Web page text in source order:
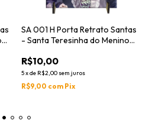
SA 001 H Porta Retrato Santas
- Santa Teresinha do Menino
R$10,00
5xde R$2,00 sem juros
R$9,00 com Pix